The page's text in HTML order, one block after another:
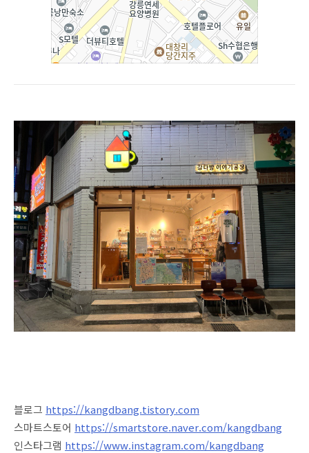
블로그 https://kangdbang.tistory.com
스마트스토어 https://smartstore.naver.com/kangdbang
인스타그램 https://www.instagram.com/kangdbang